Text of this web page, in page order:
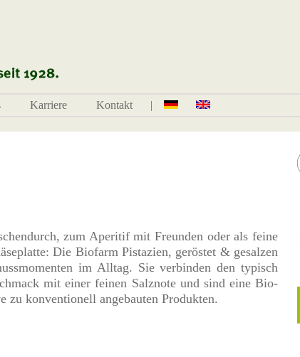
Karriere Kontakt |
zum Aperitif mit Freunden oder als feine
Die Biofarm Pistazien, geröstet & gesalzen
im Alltag. Sie verbinden den typisch
mit einer feinen Salznote und sind eine Bio-
zu konventionell angebauten Produkten.